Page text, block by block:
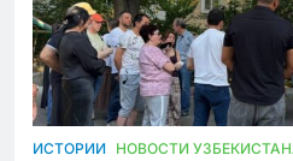
ИСТОРИИ НОВОСТИ